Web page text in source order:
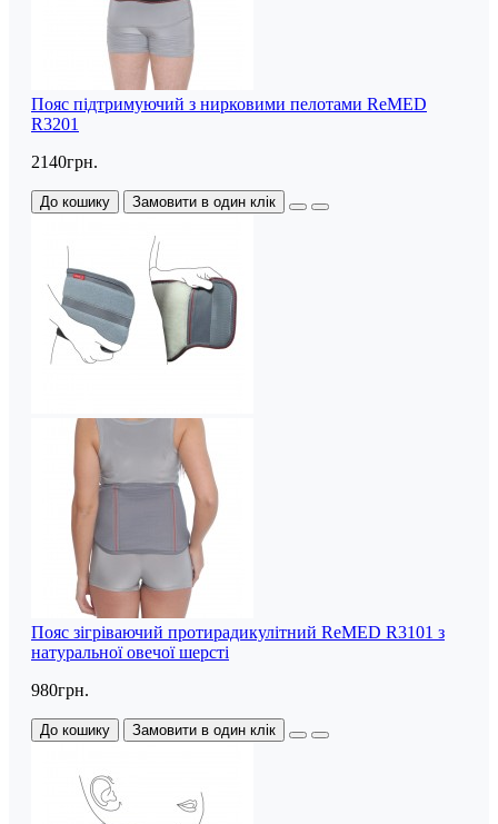
Пояс підтримуючий з нирковими пелотами ReMED
R3201
2140грн.
До кошику Замовити в один клік
Пояс зігріваючий протирадикулітний ReMED R3101 з
натуральної овечої шерсті
980грн.
До кошику Замовити в один клік